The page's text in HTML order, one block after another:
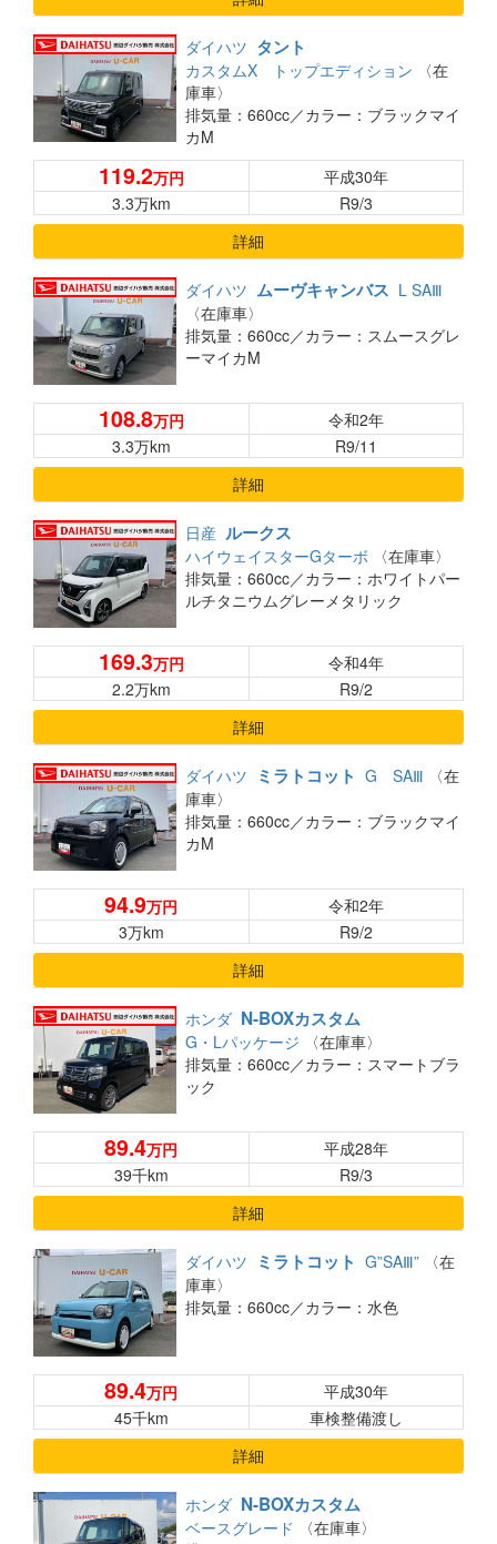
ダイハツ タント
カスタムX トップエディション
〈在
庫車〉
排気量：660cc／カラー：ブラックマイ
カM
119.2万円
平成30年
3.3万km
R9/3
詳細
ダイハツ ムーヴキャンバス L SAⅢ
〈在庫車〉
排気量：660cc／カラー：スムースグレ
ーマイカM
108.8万円
令和2年
3.3万km
R9/11
詳細
日産 ルークス
ハイウェイスターGターボ
〈在庫車〉
排気量：660cc／カラー：ホワイトパー
ルチタニウムグレーメタリック
169.3万円
令和4年
2.2万km
R9/2
詳細
ダイハツ ミラトコット G SAⅢ
〈在
庫車〉
排気量：660cc／カラー：ブラックマイ
カM
94.9万円
令和2年
3万km
R9/2
詳細
ホンダ N-BOXカスタム
G・Lパッケージ
〈在庫車〉
排気量：660cc／カラー：スマートブラ
ック
89.4万円
平成28年
39千km
R9/3
詳細
ダイハツ ミラトコット G”SAⅢ”
〈在
庫車〉
排気量：660cc／カラー：水色
89.4万円
平成30年
45千km
車検整備渡し
詳細
ホンダ N-BOXカスタム
ベースグレード
〈在庫車〉